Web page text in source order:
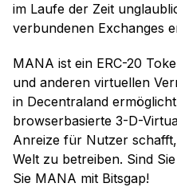
im Laufe der Zeit
verbundenen Exchanges
MANA ist ein ERC-20
und anderen virtuellen
in Decentraland
browserbasierte 3-D-
Anreize für Nutzer
Welt zu betreiben. Sind
Sie MANA mit Bitsgap!